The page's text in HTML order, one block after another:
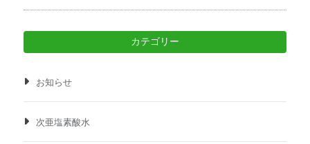
カテゴリー
お知らせ
次亜塩素酸水